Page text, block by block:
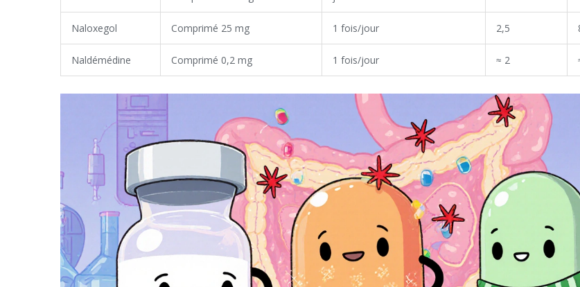
Naloxegol Comprimé 25 mg 1 fois/jour 2,5
Naldémédine Comprimé 0,2 mg 1 fois/jour ≈ 2